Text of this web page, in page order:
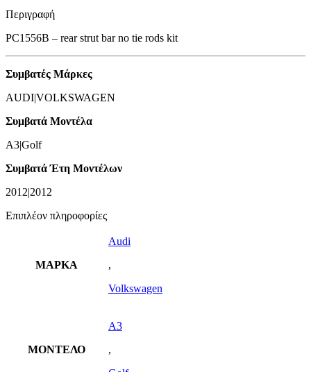
Περιγραφή
PC1556B – rear strut bar no tie rods kit
Συμβατές Μάρκες
AUDI|VOLKSWAGEN
Συμβατά Μοντέλα
A3|Golf
Συμβατά Έτη Μοντέλων
2012|2012
Επιπλέον πληροφορίες
ΜΑΡΚΑ
Audi
,
Volkswagen
ΜΟΝΤΕΛΟ
A3
,